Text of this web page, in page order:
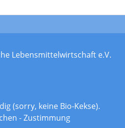
Lebensmittelwirtschaft e.V.
(sorry, keine Bio-Kekse).
- Zustimmung